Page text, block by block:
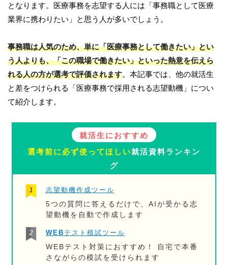
となります。医療事務を志望する人には「事務職として医療
業界に携わりたい」と思う人が多いでしょう。
事務職は人気のため、単に「医療事務として働きたい」とい
う人よりも、「この職場で働きたい」といった熱意を伝えら
れる人の方が選考で評価されます。本記事では、他の就活生
と差をつけられる「医療事務で採用される志望動機」につい
て紹介します。
就活生におすすめ
選考前に必ず使ってほしい就活資料ランキン
グ
志望動機作成ツール
5つの質問に答えるだけで、AIが受かる志
望動機を自動で作成します
WEBテスト模試ツール
WEBテスト対策におすすめ！ 自宅で本番
さながらの模試を受けられます